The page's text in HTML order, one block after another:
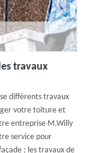
travaux
différents travaux
votre toiture et
entreprise M.Willy
service pour
; les travaux de